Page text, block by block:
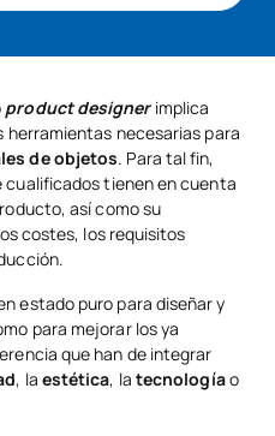
product designerimplica
herramientas necesarias para
de objetos. Para tal fin,
tienen en cuenta
así como su
costes, los requisitos
estado puro para diseñar y
para mejorar los ya
que han de integrar
, la estética, la tecnologíao